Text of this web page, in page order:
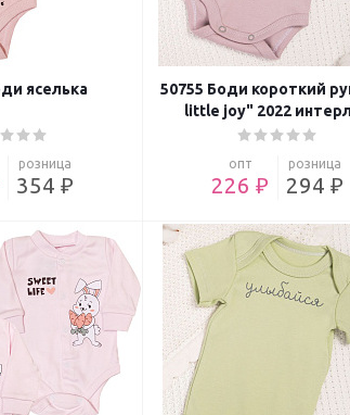
яселька
розница
354 ₽
50755 Боди короткий
little joy" 2022
опт
226 ₽
розница
294 ₽